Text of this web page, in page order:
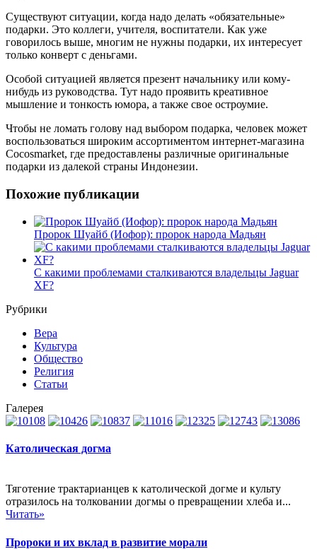
Существуют ситуации, когда надо делать «обязательные»
подарки. Это коллеги, учителя, воспитатели. Как уже
говорилось выше, многим не нужны подарки, их интересует
только конверт с деньгами.
Особой ситуацией является презент начальнику или кому-
нибудь из руководства. Тут надо проявить креативное
мышление и тонкость юмора, а также свое остроумие.
Чтобы не ломать голову над выбором подарка, человек может
воспользоваться широким ассортиментом интернет-магазина
Cocosmarket, где предоставлены различные оригинальные
подарки из далекой страны Индонезии.
Похожие публикации
Пророк Шуайб (Иофор): пророк народа Мадьян
С какими проблемами сталкиваются владельцы Jaguar
XF?
Рубрики
Вера
Культура
Общество
Религия
Статьи
Галерея
Католическая догма
Тяготение трактарианцев к католической догме и культу
отразилось на толковании догмы о превращении хлеба и...
Читать»
Пророки и их вклад в развитие морали